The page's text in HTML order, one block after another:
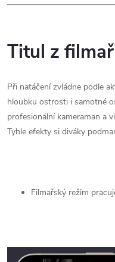
Titul z
Při natáčení zvládne podle
hloubku ostrosti i samotné
profesionální kameraman a
Tyhle efekty si diváky
Filmařský režim